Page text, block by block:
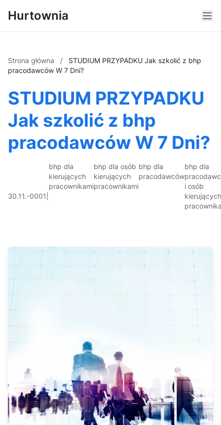
Hurtownia
Strona główna /
STUDIUM PRZYPADKU Jak szkolić z bhp
pracodawców W 7 Dni?
STUDIUM PRZYPADKU
Jak szkolić z bhp
pracodawców W 7 Dni?
30.11.-0001
bhp dla
kierujących
pracownikami
bhp dla osób
kierujących
pracownikami
bhp dla
pracodawców
bhp dla
i osób
kierujących